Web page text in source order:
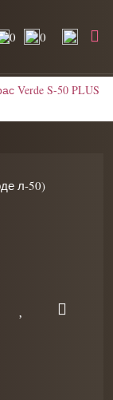
0 0
Verde S-50 PLUS